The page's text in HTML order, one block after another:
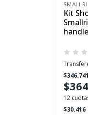
Kit
handle
$346.741
12
$30.416